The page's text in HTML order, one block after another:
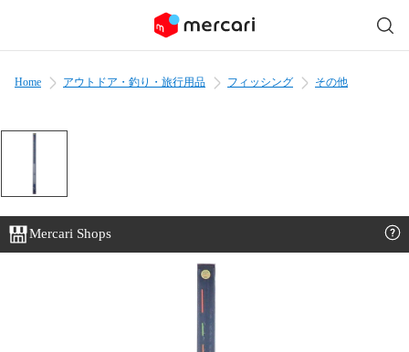
Home アウトドア・釣り・旅行用品 フィッシング その他
Mercari Shops